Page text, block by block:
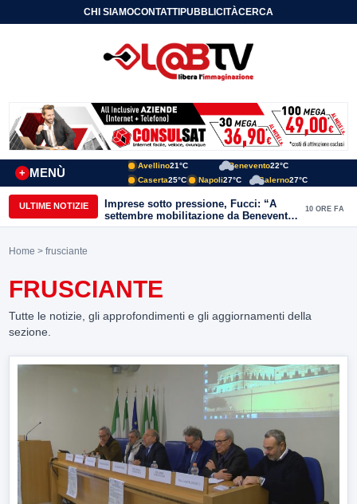
CHI SIAMOCONTATTIPUBBLICITÀCERCA
MENÙ
+
Avellino21°C Benevento22°C
Caserta25°C Napoli27°C Salerno27°C
ULTIME NOTIZIE
Imprese sotto pressione, Fucci: “A
settembre mobilitazione da Benevento
e Avellino”
10 ORE FA
Home > frusciante
FRUSCIANTE
Tutte le notizie, gli approfondimenti e gli aggiornamenti della
sezione.